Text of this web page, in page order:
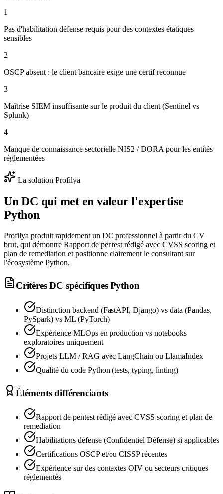
1
Pas d'habilitation défense requis pour des contextes étatiques
sensibles
2
OSCP absent : le client bancaire exige une certif reconnue
3
Maîtrise SIEM insuffisante sur le produit du client (Sentinel vs
Splunk)
4
Manque de connaissance sectorielle NIS2 / DORA pour les entités
réglementées
La solution Profilya
Un DC qui met en valeur l'expertise
Python
Profilya produit rapidement un DC professionnel à partir du CV
brut, qui démontre Rapport de pentest rédigé avec CVSS scoring et
plan de remediation et positionne clairement le consultant sur
l'écosystème Python.
Critères DC spécifiques Python
Distinction backend (FastAPI, Django) vs data (Pandas,
PySpark) vs ML (PyTorch)
Expérience MLOps en production vs notebooks
exploratoires uniquement
Projets LLM / RAG avec LangChain ou LlamaIndex
Qualité du code Python (tests, typing, linting)
Éléments différenciants
Rapport de pentest rédigé avec CVSS scoring et plan de
remediation
Habilitations défense (Confidentiel Défense) si applicables
Certifications OSCP et/ou CISSP récentes
Expérience sur des contextes OIV ou secteurs critiques
réglementés